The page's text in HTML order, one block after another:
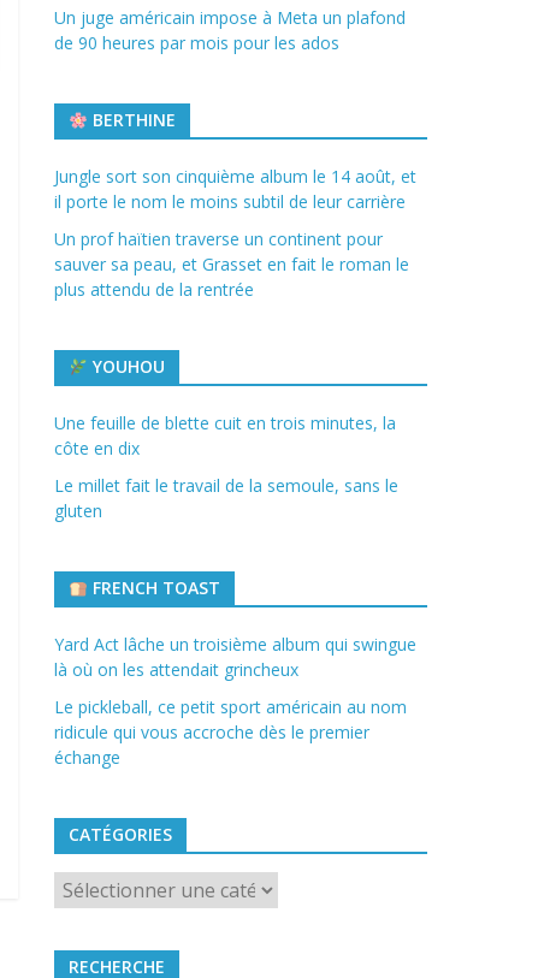
Un juge américain impose à Meta un plafond
de 90 heures par mois pour les ados
BERTHINE
Jungle sort son cinquième album le 14 août, et
il porte le nom le moins subtil de leur carrière
Un prof haïtien traverse un continent pour
sauver sa peau, et Grasset en fait le roman le
plus attendu de la rentrée
YOUHOU
Une feuille de blette cuit en trois minutes, la
côte en dix
Le millet fait le travail de la semoule, sans le
gluten
FRENCH TOAST
Yard Act lâche un troisième album qui swingue
là où on les attendait grincheux
Le pickleball, ce petit sport américain au nom
ridicule qui vous accroche dès le premier
échange
CATÉGORIES
Catégories
RECHERCHE